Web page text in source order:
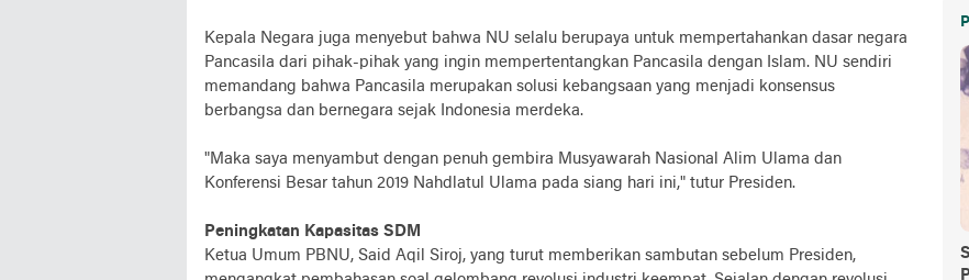
Kepala Negara juga menyebut bahwa NU selalu berupaya untuk mempertahankan dasar negara
Pancasila dari pihak-pihak yang ingin mempertentangkan Pancasila dengan Islam. NU sendiri
memandang bahwa Pancasila merupakan solusi kebangsaan yang menjadi konsensus
berbangsa dan bernegara sejak Indonesia merdeka.
"Maka saya menyambut dengan penuh gembira Musyawarah Nasional Alim Ulama dan
Konferensi Besar tahun 2019 Nahdlatul Ulama pada siang hari ini," tutur Presiden.
Peningkatan Kapasitas SDM
Ketua Umum PBNU, Said Aqil Siroj, yang turut memberikan sambutan sebelum Presiden,